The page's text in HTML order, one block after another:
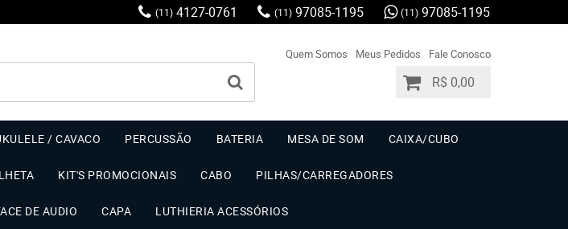
(11) 4127-0761 (11) 97085-1195 (11) 97085-1195
Quem Somos Meus Pedidos Fale Conosco
R$ 0,00
/ CAVACO PERCUSSÃO BATERIA MESA DE SOM CAIXA/CUBO
KIT'S PROMOCIONAIS CABO PILHAS/CARREGADORES
DE AUDIO CAPA LUTHIERIA ACESSÓRIOS